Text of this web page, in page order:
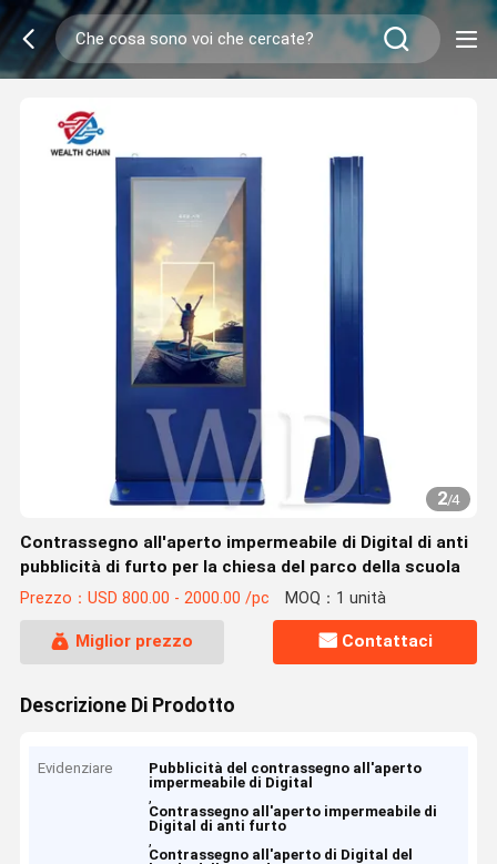
2/4
Contrassegno all'aperto impermeabile di Digital di anti
pubblicità di furto per la chiesa del parco della scuola
Prezzo：USD 800.00 - 2000.00 /pc MOQ：1 unità
Miglior prezzo Contattaci
Descrizione Di Prodotto
Evidenziare
Pubblicità del contrassegno all'aperto
impermeabile di Digital
,
Contrassegno all'aperto impermeabile di
Digital di anti furto
,
Contrassegno all'aperto di Digital del